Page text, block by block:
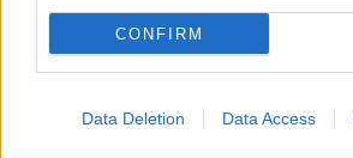
CONFIRM
Data Deletion Data Access